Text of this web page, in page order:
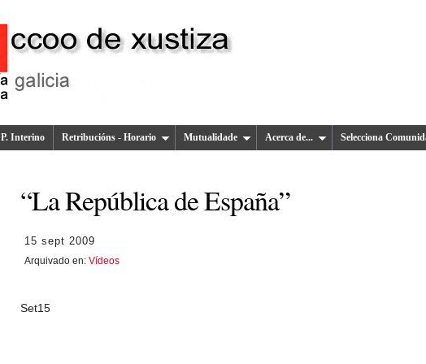
P. Interino Retribucións - Horario Mutualidade Acerca de... Selecciona
“La República de España”
15 sept 2009
Arquivado en: Vídeos
Set15